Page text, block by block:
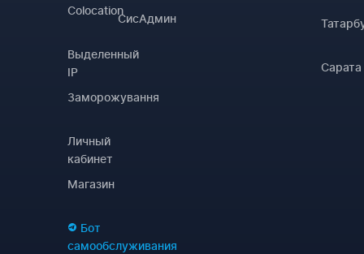
Colocation
Выделенный
IP
Заморожування
Личный
кабинет
Магазин
Бот
самообслуживания
СисАдмин
Сарата